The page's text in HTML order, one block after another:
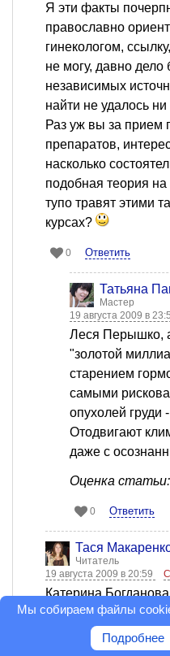
Я эти факты
православно
гинекологом,
не могу, давно
независимых
найти не удалось
Раз уж вы за прием
препаратов,
насколько
подобная теория
тупо травят этими
курсах?
0 Ответить
Татьяна
Мастер
19 августа 2009 в
Леся Перышко,
"золотой
старением
самыми
опухолей груди
Отодвигают
даже с
Оценка
0 Ответить
Тася
Читатель
19 августа 2009 в 20:59
Катерина
несколько методов
гормональные,в
всасываются-
Мы собираем файлы
Подробнее